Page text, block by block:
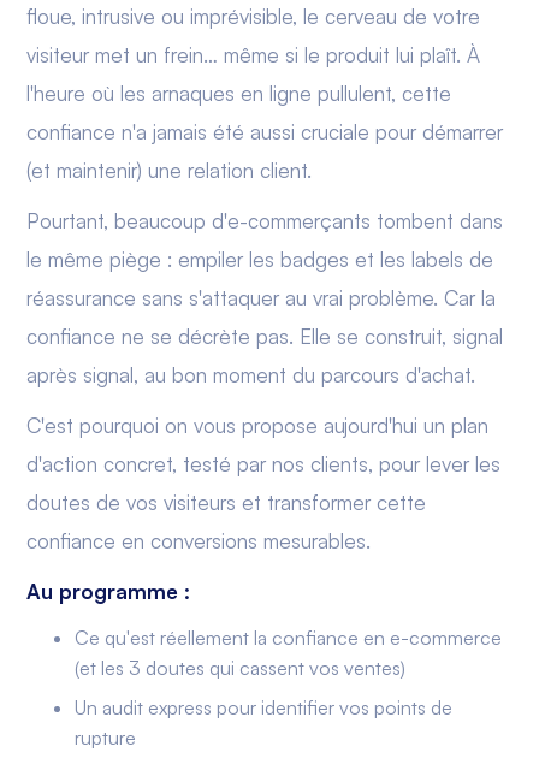
floue, intrusive ou imprévisible, le cerveau de votre
visiteur met un frein… même si le produit lui plaît. À
l'heure où les arnaques en ligne pullulent, cette
confiance n'a jamais été aussi cruciale pour démarrer
(et maintenir) une relation client.
Pourtant, beaucoup d'e-commerçants tombent dans
le même piège : empiler les badges et les labels de
réassurance sans s'attaquer au vrai problème. Car la
confiance ne se décrète pas. Elle se construit, signal
après signal, au bon moment du parcours d'achat.
C'est pourquoi on vous propose aujourd'hui un plan
d'action concret, testé par nos clients, pour lever les
doutes de vos visiteurs et transformer cette
confiance en conversions mesurables.
Au programme :
Ce qu'est réellement la confiance en e-commerce
(et les 3 doutes qui cassent vos ventes)
Un audit express pour identifier vos points de
rupture